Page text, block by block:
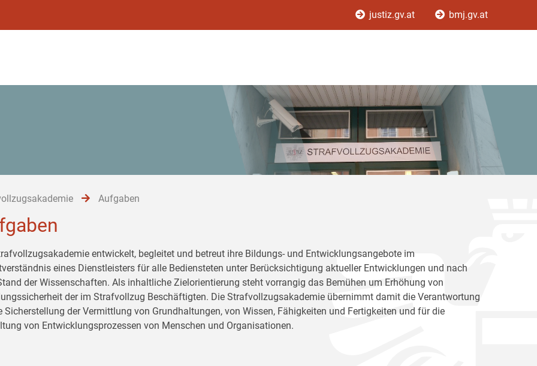
justiz.gv.at bmj.gv.at
Aufgaben
entwickelt, begleitet und betreut ihre Bildungs- und Entwicklungsangebote im
eines Dienstleisters für alle Bediensteten unter Berücksichtigung aktueller Entwicklungen und nach
der Wissenschaften. Als inhaltliche Zielorientierung steht vorrangig das Bemühen um Erhöhung von
der im Strafvollzug Beschäftigten. Die Strafvollzugsakademie übernimmt damit die Verantwortung
Sicherstellung der Vermittlung von Grundhaltungen, von Wissen, Fähigkeiten und Fertigkeiten und für die
von Entwicklungsprozessen von Menschen und Organisationen.